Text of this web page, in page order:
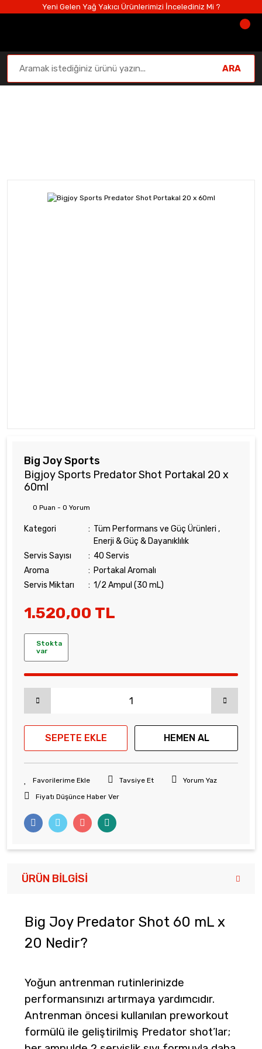
Yeni Gelen Yağ Yakıcı Ürünlerimizi İncelediniz Mi ?
ARA
Big Joy Sports
Bigjoy Sports Predator Shot Portakal 20 x
60ml
0 Puan - 0 Yorum
Kategori Tüm Performans ve Güç Ürünleri ,
Enerji & Güç & Dayanıklılık
Servis Sayısı
40 Servis
Aroma
Portakal Aromalı
Servis Miktarı
1/2 Ampul (30 mL)
1.520,00 TL
Stokta
var
SEPETE EKLE HEMEN AL
Tavsiye Et
Yorum Yaz
Fiyatı Düşünce Haber Ver
ÜRÜN BILGISI
Big Joy Predator Shot 60 mL x
20 Nedir?
Yoğun antrenman rutinlerinizde
performansınızı artırmaya yardımcıdır.
Antrenman öncesi kullanılan preworkout
formülü ile geliştirilmiş Predator shot’lar;